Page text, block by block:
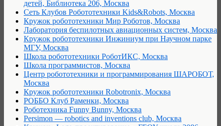
детей, Библиотека 206, Москва
Сеть Клубов Робототехники Kids&Robots, Москва
Кружок робототехники Мир Роботов, Москва
Лаборатория беспилотных авиационных систем, Москва
Кружок робототехники Инжиниум при Научном парке
МГУ, Москва
Школа робототехники РоботИКС, Москва
Школа программистов, Москва
Центр робототехники и программирования ШАРОБОТ,
Москва
Кружок робототехники Robotronix, Москва
РОББО Клуб Раменки, Москва
Роботехника Funny Bunny, Москва
Persimon — robotics and inventions club, Москва